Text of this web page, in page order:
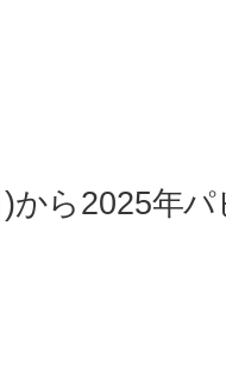
から2025年